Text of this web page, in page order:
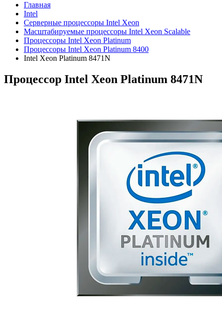
Главная
Intel
Серверные процессоры Intel Xeon
Масштабируемые процессоры Intel Xeon Scalable
Процессоры Intel Xeon Platinum
Процессоры Intel Xeon Platinum 8400
Intel Xeon Platinum 8471N
Процессор Intel Xeon Platinum 8471N